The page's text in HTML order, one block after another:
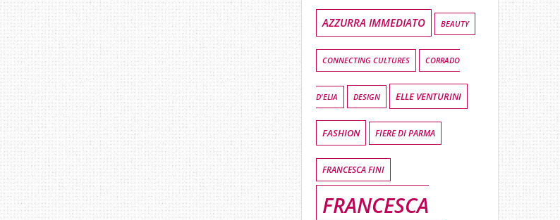
AZZURRA IMMEDIATO BEAUTY
CONNECTING CULTURES CORRADO
D'ELIA DESIGN ELLE VENTURINI
FASHION FIERE DI PARMA
FRANCESCA FINI
FRANCESCA